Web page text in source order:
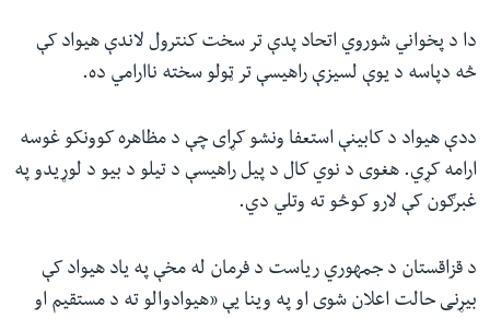
دا د پخواني شوروي اتحاد پدې تر سخت کنترول لاندې هیواد کې
څه دپاسه د یوې لسیزې راهیسې تر ټولو سخته ناارامي ده.
ددې هیواد د کابینې استعفا ونشو کړای چې د مظاهره کوونکو غوسه
ارامه کړي. هغوی د نوي کال د پیل راهیسې د تیلو د بیو د لوړیدو په
غبرګون کې لارو کوڅو ته وتلي دي.
د قزاقستان د جمهوري ریاست د فرمان له مخې په یاد هیواد کې
بیړنی حالت اعلان شوی او په وینا یې «هیوادوالو ته د مستقیم او